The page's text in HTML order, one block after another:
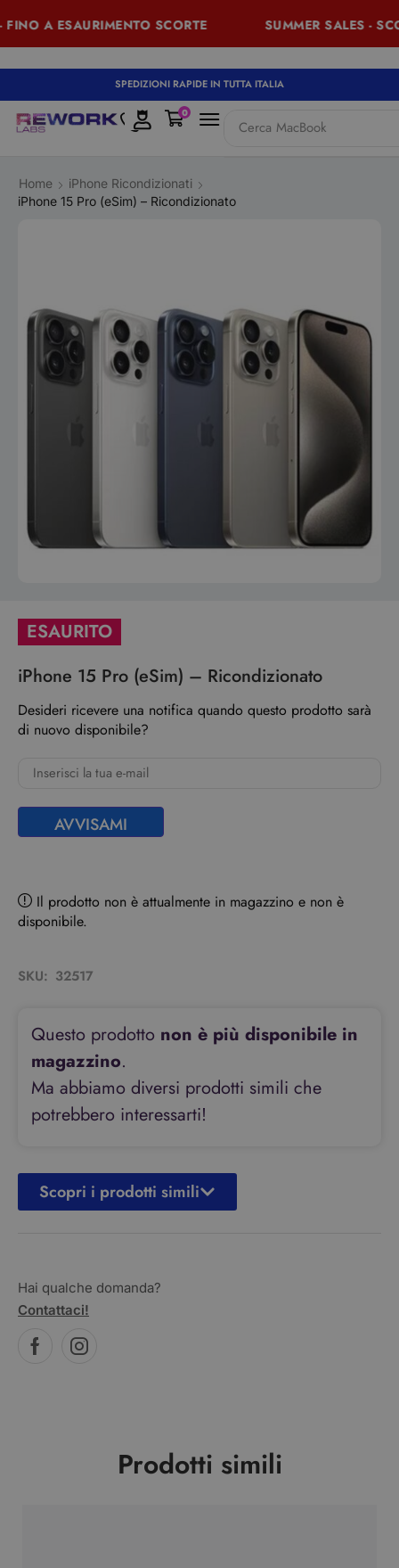
A ESAURIMENTO SCORTE SUMMER SALES -
SPEDIZIONI RAPIDE IN TUTTA ITALIA
Cerca MacBook
0
Home
iPhone Ricondizionati
iPhone 15 Pro (eSim) – Ricondizionato
ESAURITO
iPhone 15 Pro (eSim) – Ricondizionato
Desideri ricevere una notifica quando questo prodotto sarà
di nuovo disponibile?
AVVISAMI
Il prodotto non è attualmente in magazzino e non è
disponibile.
SKU: 32517
Questo prodotto non è più disponibile in
magazzino.
Ma abbiamo diversi prodotti simili che
potrebbero interessarti!
Scopri i prodotti simili
Hai qualche domanda?
Contattaci!
Prodotti simili